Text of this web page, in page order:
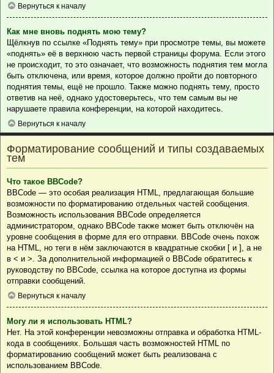
Вернуться к началу
Как мне вновь поднять мою тему?
Щёлкнув по ссылке «Поднять тему» при просмотре темы, вы можете
«поднять» её в верхнюю часть первой страницы форума. Если этого
не происходит, то это означает, что возможность поднятия тем могла
быть отключена, или время, которое должно пройти до повторного
поднятия темы, ещё не прошло. Также можно поднять тему, просто
ответив на неё, однако удостоверьтесь, что тем самым вы не
нарушаете правила конференции, на которой находитесь.
Вернуться к началу
Форматирование сообщений и типы создаваемых
тем
Что такое BBCode?
BBCode — это особая реализация HTML, предлагающая большие
возможности по форматированию отдельных частей сообщения.
Возможность использования BBCode определяется
администратором, однако BBCode также может быть отключён на
уровне сообщения в форме для его отправки. BBCode очень похож
на HTML, но теги в нём заключаются в квадратные скобки [ и ], а не
в < и >. За дополнительной информацией о BBCode обратитесь к
руководству по BBCode, ссылка на которое доступна из формы
отправки сообщений.
Вернуться к началу
Могу ли я использовать HTML?
Нет. На этой конференции невозможны отправка и обработка HTML-
кода в сообщениях. Большая часть возможностей HTML по
форматированию сообщений может быть реализована с
использованием BBCode.